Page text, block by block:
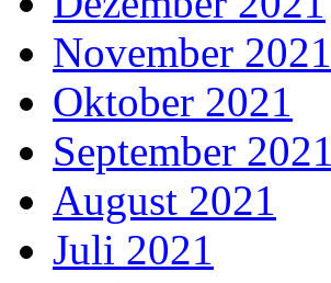
November 2021
Oktober 2021
September 2021
August 2021
Juli 2021